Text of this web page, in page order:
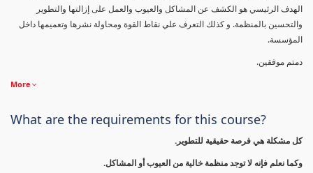
الهدف الرئيسي هو الكشف عن المشاكل والعيوب والعمل على إزالتها والتطوير
والتحسين بالمنظمة. و كذلك التعرف علي نقاط القوة ومحاولة نشرها وتعميمها داخل
المؤسسة.
دمتم موفقين.
More
What are the requirements for this course?
كل مشكلة هي فرصة حقيقية للتطوير.
وكما نعلم فإنه لا توجد منظمة خالية من العيوب أو المشاكل.